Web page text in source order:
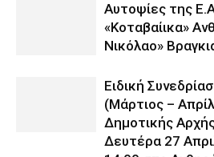
Αυτοψίες της
«Κοταβαίικα»
Νικόλαο»
Ειδική
(Μάρτιος –
Δημοτικής
Δευτέρα 27